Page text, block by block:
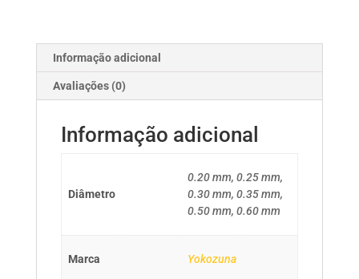
Informação adicional
Avaliações (0)
Informação adicional
Diâmetro
0.20 mm, 0.25 mm,
0.30 mm, 0.35 mm,
0.50 mm, 0.60 mm
Marca Yokozuna